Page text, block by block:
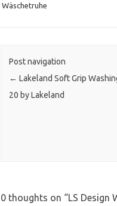
Wäschetruhe
Post navigation
← Lakeland Soft Grip
20 by Lakeland
0 thoughts on “LS Design